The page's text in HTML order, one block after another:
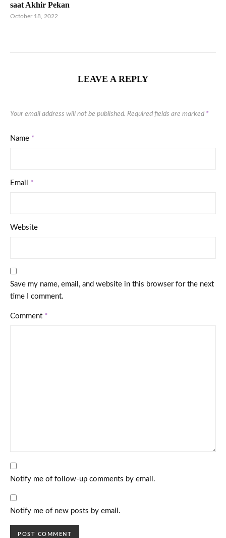
saat Akhir Pekan
October 18, 2022
LEAVE A REPLY
Your email address will not be published. Required fields are marked *
Name *
Email *
Website
Save my name, email, and website in this browser for the next
time I comment.
Comment *
Notify me of follow-up comments by email.
Notify me of new posts by email.